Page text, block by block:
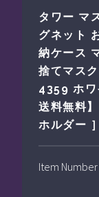
タワー マ
グネット
納ケース
捨てマス
4359 ホワ
送料無料
ホルダー ］
Item Number